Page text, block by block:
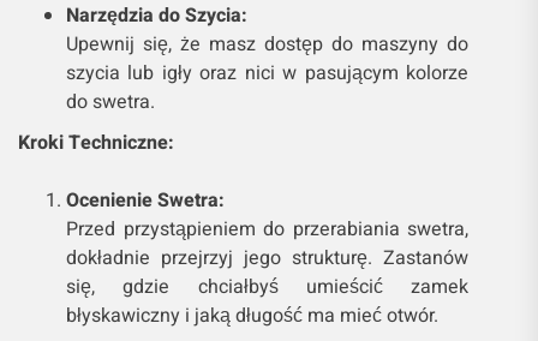
Narzędzia do Szycia:
Upewnij się, że masz dostęp do maszyny do
szycia lub igły oraz nici w pasującym kolorze
do swetra.
Kroki Techniczne:
Ocenienie Swetra:
Przed przystąpieniem do przerabiania swetra,
dokładnie przejrzyj jego strukturę. Zastanów
się, gdzie chciałbyś umieścić zamek
błyskawiczny i jaką długość ma mieć otwór.